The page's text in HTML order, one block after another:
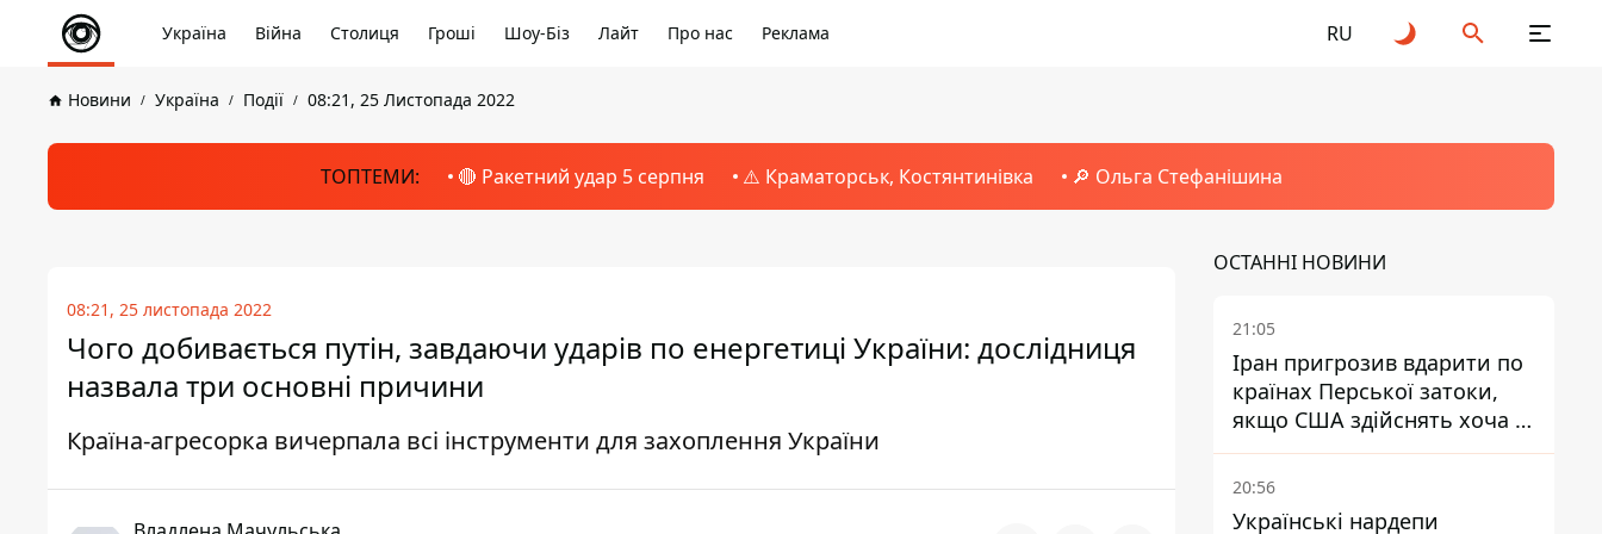
Україна Війна Столиця Гроші Шоу-Біз Лайт Про нас Реклама RU
Новини Україна Події 08:21, 25 Листопада 2022
ТОПТЕМИ: 🔴 Ракетний удар 5 серпня ⚠️ Краматорськ, Костянтинівка 🔎 Ольга Стефанішина
08:21, 25 листопада 2022
Чого добивається путін, завдаючи ударів по енергетиці України: дослідниця
назвала три основні причини
Країна-агресорка вичерпала всі інструменти для захоплення України
ОСТАННІ НОВИНИ
21:05
Іран пригрозив вдарити по
країнах Перської затоки,
якщо США здійснять хоча б
одну атаку - Reuters
20:56
Українські нардепи